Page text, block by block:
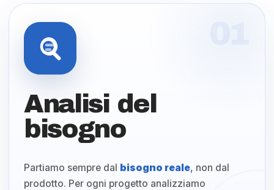
Analisi del
bisogno
Partiamo sempre dal bisogno reale, non dal
prodotto. Per ogni progetto analizziamo